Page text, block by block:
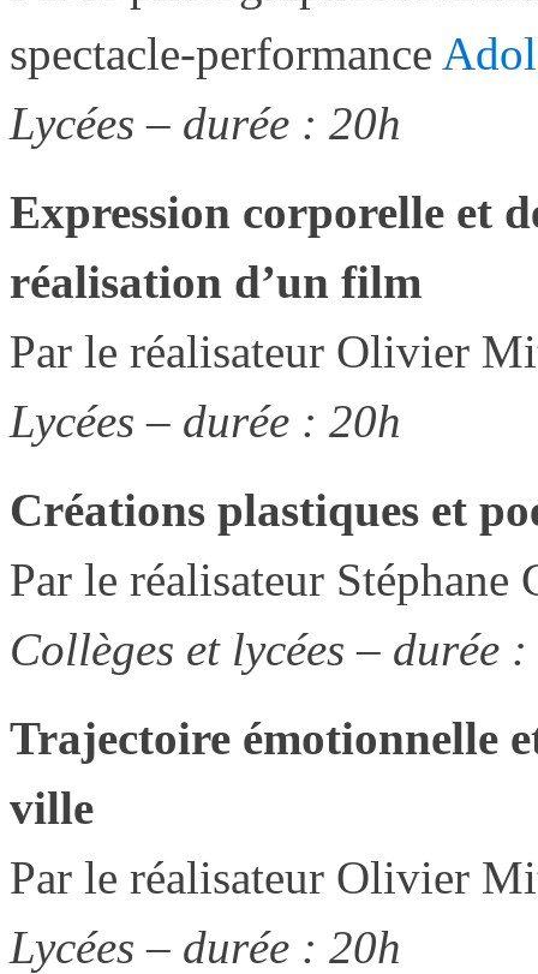
spectacle-performance
Lycées – durée : 20h
Expression corporelle et
réalisation d’un film
Par le réalisateur Olivier
Lycées – durée : 20h
Créations plastiques et
Par le réalisateur Stéphane
Collèges et lycées – durée
Trajectoire émotionnelle
ville
Par le réalisateur Olivier
Lycées – durée : 20h